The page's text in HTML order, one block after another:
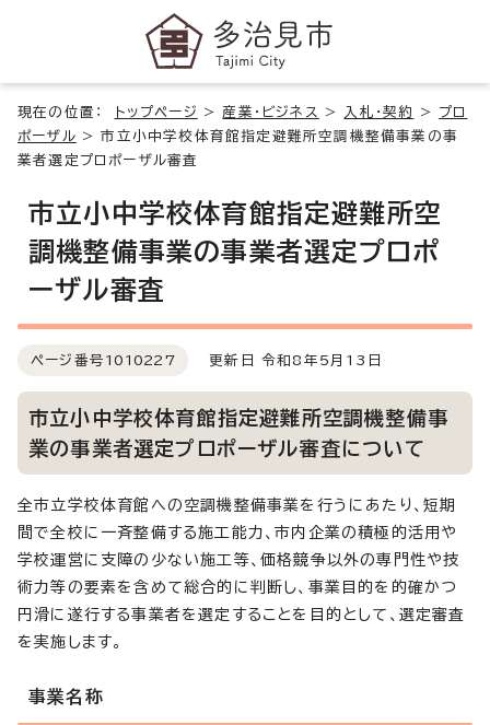
現在の位置： トップページ > 産業・ビジネス > 入札・契約 > プロ
ポーザル >市立小中学校体育館指定避難所空調機整備事業の事
業者選定プロポーザル審査
市立小中学校体育館指定避難所空
調機整備事業の事業者選定プロポ
ーザル審査
ページ番号 1010227 更新日 令和8年5月13日
市立小中学校体育館指定避難所空調機整備事
業の事業者選定プロポーザル審査について
全市立学校体育館への空調機整備事業を行うにあたり、短期
間で全校に一斉整備する施工能力、市内企業の積極的活用や
学校運営に支障の少ない施工等、価格競争以外の専門性や技
術力等の要素を含めて総合的に判断し、事業目的を的確かつ
円滑に遂行する事業者を選定することを目的として、選定審査
を実施します。
事業名称